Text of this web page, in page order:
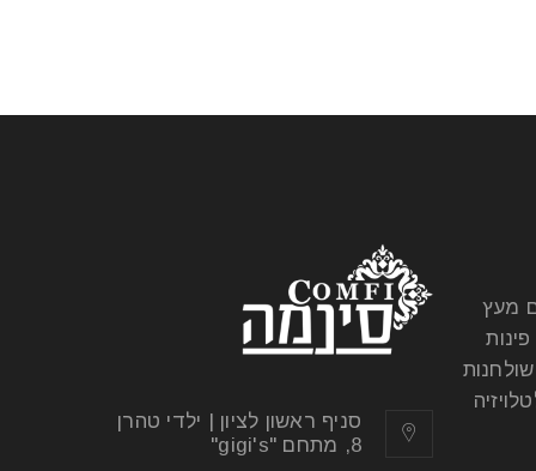
סניף ראשון לציון | ילדי טהרן
8, מתחם "gigi's"
מעץ